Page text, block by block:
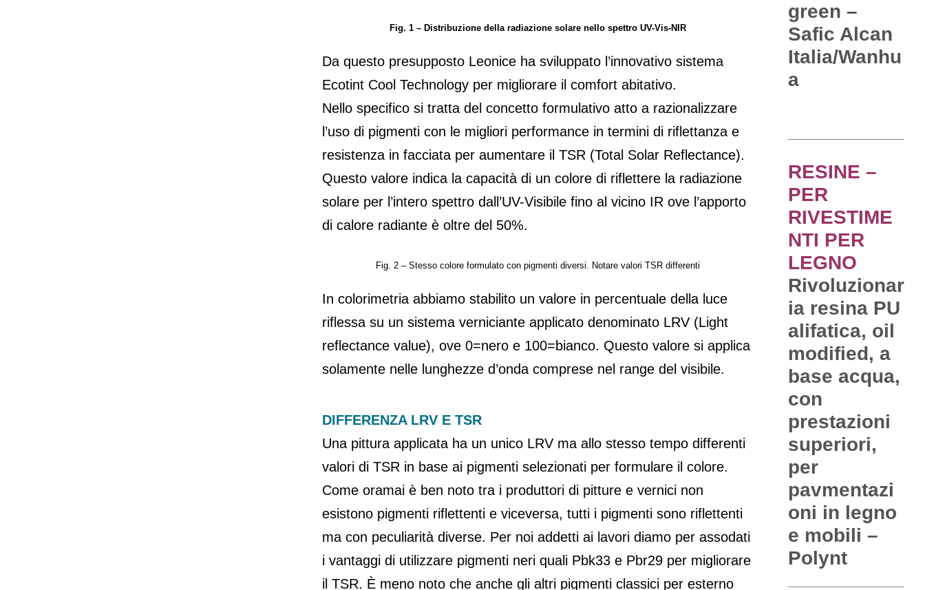
Fig. 1 – Distribuzione della radiazione solare nello spettro UV-Vis-NIR
Da questo presupposto Leonice ha sviluppato l’innovativo sistema
Ecotint Cool Technology per migliorare il comfort abitativo.
Nello specifico si tratta del concetto formulativo atto a razionalizzare
l’uso di pigmenti con le migliori performance in termini di riflettanza e
resistenza in facciata per aumentare il TSR (Total Solar Reflectance).
Questo valore indica la capacità di un colore di riflettere la radiazione
solare per l’intero spettro dall’UV-Visibile fino al vicino IR ove l’apporto
di calore radiante è oltre del 50%.
Fig. 2 – Stesso colore formulato con pigmenti diversi. Notare valori TSR differenti
In colorimetria abbiamo stabilito un valore in percentuale della luce
riflessa su un sistema verniciante applicato denominato LRV (Light
reflectance value), ove 0=nero e 100=bianco. Questo valore si applica
solamente nelle lunghezze d’onda comprese nel range del visibile.
DIFFERENZA LRV E TSR
Una pittura applicata ha un unico LRV ma allo stesso tempo differenti
valori di TSR in base ai pigmenti selezionati per formulare il colore.
Come oramai è ben noto tra i produttori di pitture e vernici non
esistono pigmenti riflettenti e viceversa, tutti i pigmenti sono riflettenti
ma con peculiarità diverse. Per noi addetti ai lavori diamo per assodati
i vantaggi di utilizzare pigmenti neri quali Pbk33 e Pbr29 per migliorare
il TSR. È meno noto che anche gli altri pigmenti classici per esterno
green –
Safic Alcan
Italia/Wanhu
a
RESINE –
PER
RIVESTIME
NTI PER
LEGNO
Rivoluzionar
ia resina PU
alifatica, oil
modified, a
base acqua,
con
prestazioni
superiori,
per
pavmentazi
oni in legno
e mobili –
Polynt